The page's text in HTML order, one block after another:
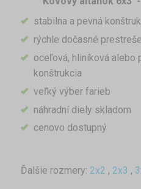
stabilna a pevná
rýchle dočasné
oceľová, hliníková alebo
konštrukcia
veľký výber farieb
náhradní diely skladom
cenovo dostupný
Ďalšie rozmery: 2x2 , 2x3 ,